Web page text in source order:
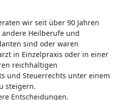
wir seit über 90 Jahren
Heilberufe und
sind oder waren
in Einzelpraxis oder in einer
reichhaltigen
und Steuerrechts unter einem
steigern.
Entscheidungen.